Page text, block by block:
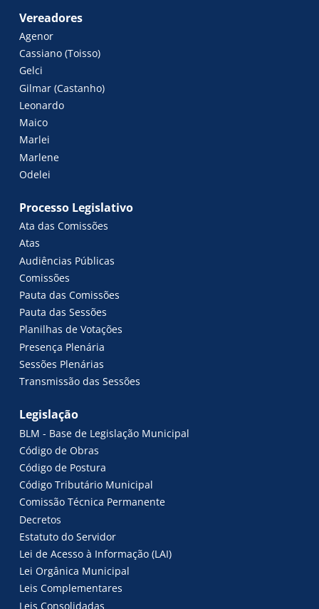
Vereadores
Agenor
Cassiano (Toisso)
Gelci
Gilmar (Castanho)
Leonardo
Maico
Marlei
Marlene
Odelei
Processo Legislativo
Ata das Comissões
Atas
Audiências Públicas
Comissões
Pauta das Comissões
Pauta das Sessões
Planilhas de Votações
Presença Plenária
Sessões Plenárias
Transmissão das Sessões
Legislação
BLM - Base de Legislação Municipal
Código de Obras
Código de Postura
Código Tributário Municipal
Comissão Técnica Permanente
Decretos
Estatuto do Servidor
Lei de Acesso à Informação (LAI)
Lei Orgânica Municipal
Leis Complementares
Leis Consolidadas